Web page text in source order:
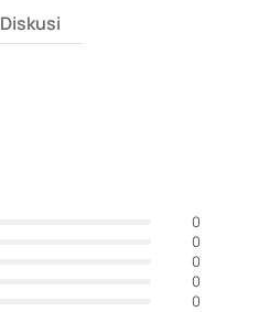
Diskusi
0
0
0
0
0